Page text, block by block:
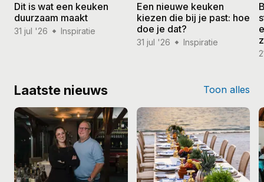
Dit is wat een keuken
duurzaam maakt
31 jul '26 Inspiratie
Een nieuwe keuken
kiezen die bij je past: hoe
doe je dat?
31 jul '26 Inspiratie
Laatste nieuws Toon alles